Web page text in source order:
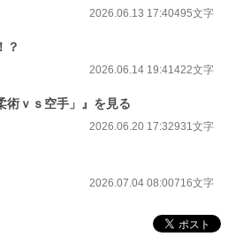
2026.06.13 17:40495文字
？
2026.06.14 19:41422文字
術ｖｓ空手」』を見る
2026.06.20 17:32931文字
2026.07.04 08:00716文字